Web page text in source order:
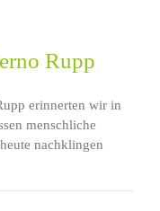
Rupp
erinnerten wir in
menschliche
nachklingen